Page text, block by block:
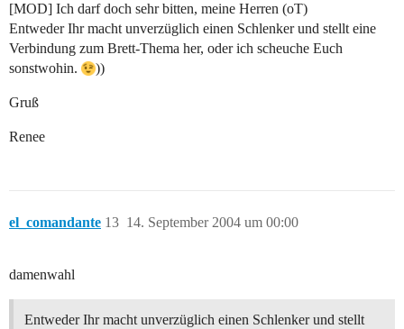
[MOD] Ich darf doch sehr bitten, meine Herren (oT)
Entweder Ihr macht unverzüglich einen Schlenker und stellt eine
Verbindung zum Brett-Thema her, oder ich scheuche Euch
sonstwohin.
))
Gruß
Renee
el_comandante 14. September 2004 um 00:00
13
damenwahl
Entweder Ihr macht unverzüglich einen Schlenker und stellt